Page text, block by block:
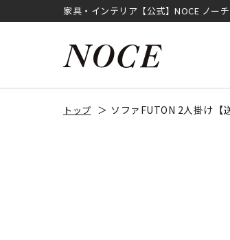
家具・インテリア【公式】NOCE ノー
トップ ソファFUTON 2人掛け【